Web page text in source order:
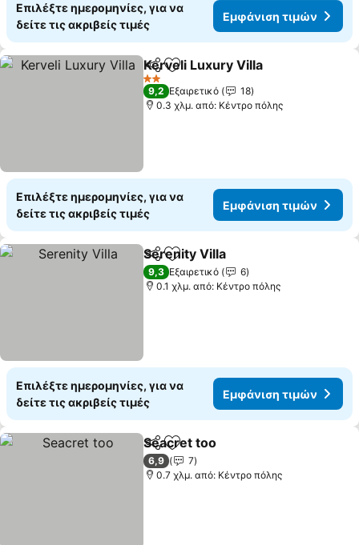
Επιλέξτε ημερομηνίες, για να
δείτε τις ακριβείς τιμές
Εμφάνιση τιμών
Κοινοποίηση
Προσθήκη στα αγαπημένα
Kerveli Luxury Villa
2 Αστέρια
9,2 Εξαιρετικό
18
0.3 χλμ. από: Κέντρο πόλης
Επιλέξτε ημερομηνίες, για να
δείτε τις ακριβείς τιμές
Εμφάνιση τιμών
Κοινοποίηση
Προσθήκη στα αγαπημένα
Serenity Villa
9,3 Εξαιρετικό
6
0.1 χλμ. από: Κέντρο πόλης
Επιλέξτε ημερομηνίες, για να
δείτε τις ακριβείς τιμές
Εμφάνιση τιμών
Κοινοποίηση
Προσθήκη στα αγαπημένα
Seacret too
6,9
7
0.7 χλμ. από: Κέντρο πόλης